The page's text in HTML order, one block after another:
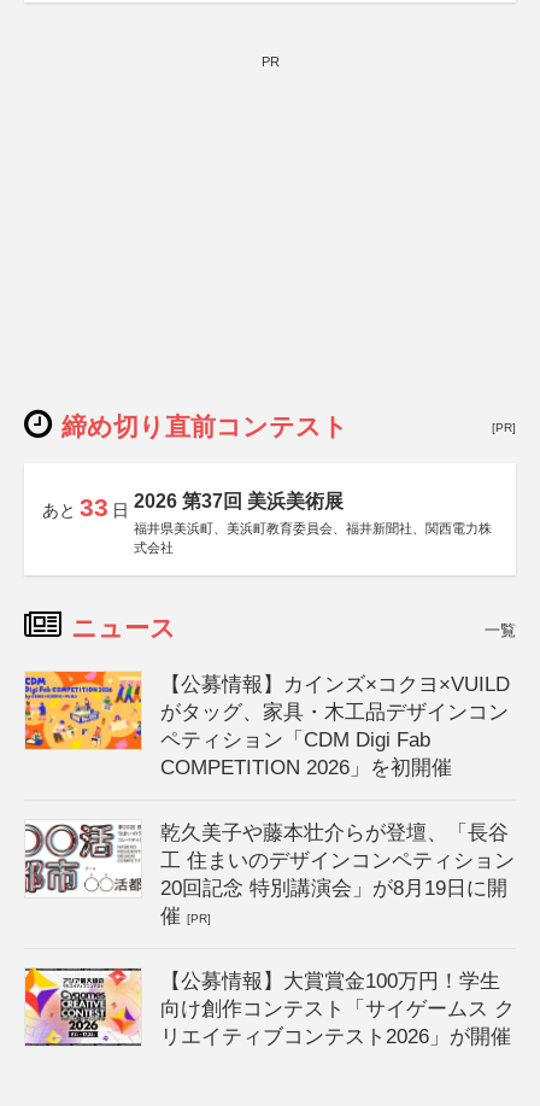
しん生命保険株式会社
PR
締め切り直前コンテスト [PR]
あと 33 日 2026 第37回 美浜美術展
福井県美浜町、美浜町教育委員会、福井新聞社、関西電力株
式会社
ニュース 一覧
【公募情報】カインズ×コクヨ×VUILD
がタッグ、家具・木工品デザインコン
ペティション「CDM Digi Fab
COMPETITION 2026」を初開催
乾久美子や藤本壮介らが登壇、「長谷
工 住まいのデザインコンペティション
20回記念 特別講演会」が8月19日に開
催[PR]
【公募情報】大賞賞金100万円！学生
向け創作コンテスト「サイゲームス ク
リエイティブコンテスト2026」が開催